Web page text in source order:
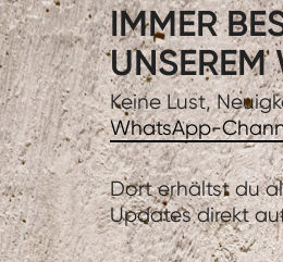
IMMER
Keine Lust,
WhatsApp-
Dort erhältst du
Updates direkt